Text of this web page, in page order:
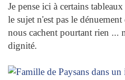
Je pense ici à certains
le sujet n'est pas le
nous cachent pourtant rien ...
dignité.